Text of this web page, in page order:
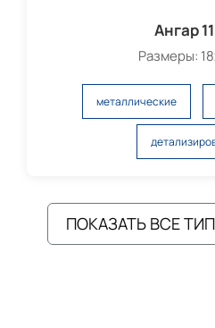
Ангар
Размеры:
металлические
ПОКАЗАТЬ ВСЕ